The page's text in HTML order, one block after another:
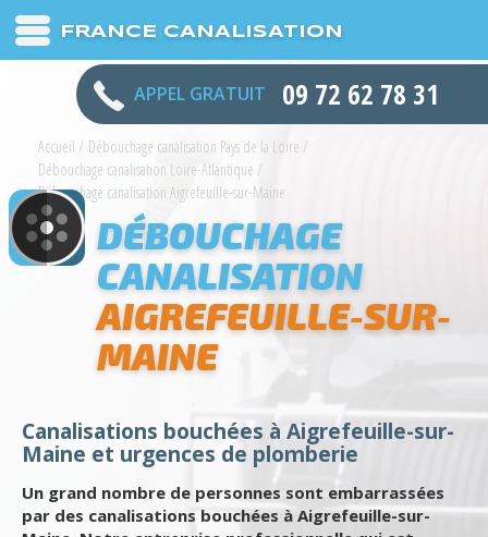
FRANCE CANALISATION
APPEL GRATUIT 09 72 62 78 31
Accueil / Débouchage canalisation Pays de la Loire /
Débouchage canalisation Loire-Atlantique /
Débouchage canalisation Aigrefeuille-sur-Maine
DÉBOUCHAGE
CANALISATION
AIGREFEUILLE-SUR-
MAINE
Canalisations bouchées à Aigrefeuille-sur-
Maine et urgences de plomberie
Un grand nombre de personnes sont embarrassées
par des canalisations bouchées à Aigrefeuille-sur-